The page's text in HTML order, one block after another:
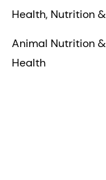
Health, Nutrition
Animal Nutrition &
Health